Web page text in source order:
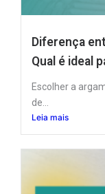
Diferença
Qual é ideal
Escolher a
de...
Leia mais